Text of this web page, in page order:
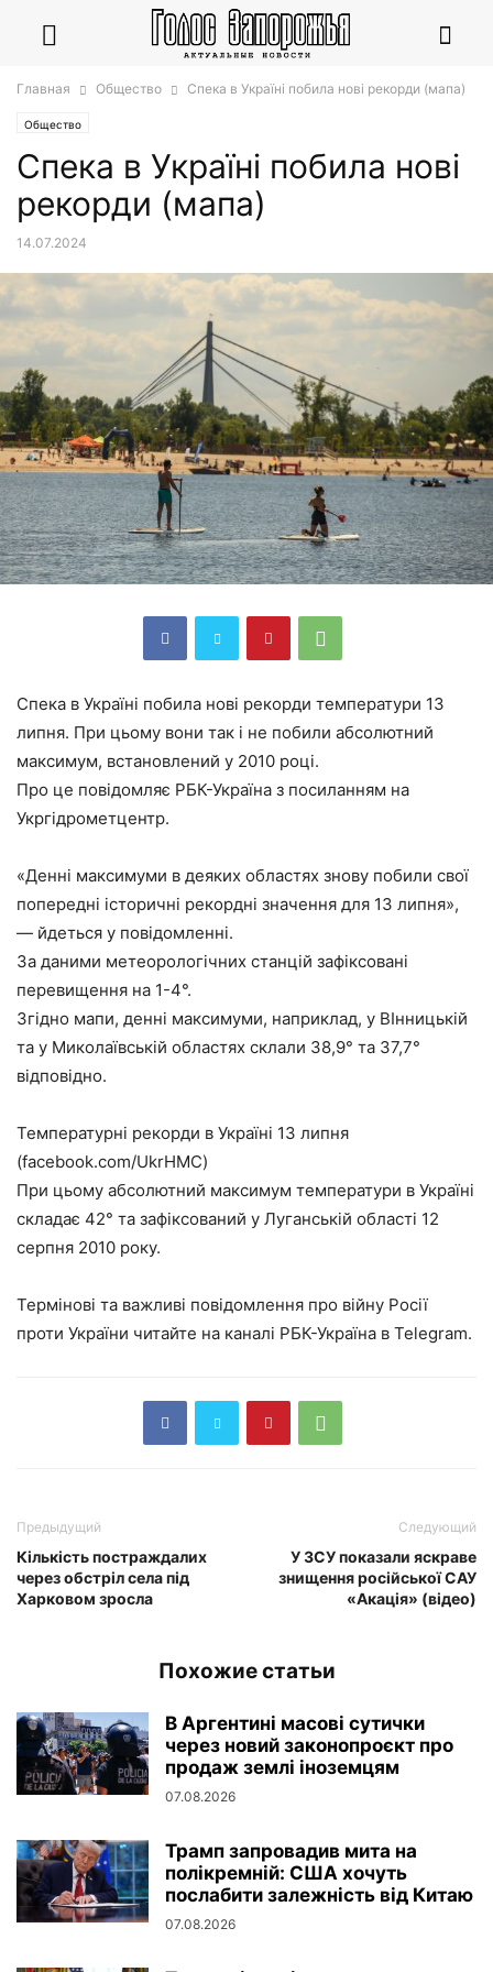
Главная Общество Спека в Україні побила нові рекорди (мапа)
Общество
Спека в Україні побила нові
рекорди (мапа)
14.07.2024
Спека в Україні побила нові рекорди температури 13
липня. При цьому вони так і не побили абсолютний
максимум, встановлений у 2010 році.
Про це повідомляє РБК-Україна з посиланням на
Укргідрометцентр.
«Денні максимуми в деяких областях знову побили свої
попередні історичні рекордні значення для 13 липня»,
— йдеться у повідомленні.
За даними метеорологічних станцій зафіксовані
перевищення на 1-4°.
Згідно мапи, денні максимуми, наприклад, у ВІнницькій
та у Миколаївській областях склали 38,9° та 37,7°
відповідно.
Температурні рекорди в Україні 13 липня
(facebook.com/UkrHMC)
При цьому абсолютний максимум температури в Україні
складає 42° та зафіксований у Луганській області 12
серпня 2010 року.
Термінові та важливі повідомлення про війну Росії
проти України читайте на каналі РБК-Україна в Telegram.
Предыдущий
Кількість постраждалих
через обстріл села під
Харковом зросла
Следующий
У ЗСУ показали яскраве
знищення російської САУ
«Акація» (відео)
Похожие статьи
В Аргентині масові сутички
через новий законопроєкт про
продаж землі іноземцям
07.08.2026
Трамп запровадив мита на
полікремній: США хочуть
послабити залежність від Китаю
07.08.2026